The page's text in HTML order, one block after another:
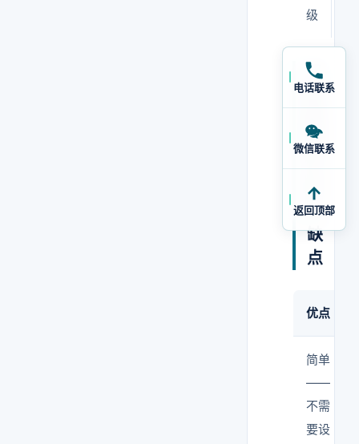
级
平
板
露
法
的
优
缺
点
优点
简单
——
不需
要设
电话联系
微信联系
返回顶部